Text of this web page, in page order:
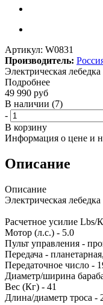
Артикул: W0831
Производитель:
Электрическая
Подробнее
49 990 руб
В наличии (7)
-
В корзину
Информация о цене и
Описание
Описание
Электрическая
Расчетное усилие Lbs/
Мотор (л.с.) - 5.0
Пульт управления -
Передача -
Передаточное число -
Диаметр/ширина
Вес (Кг) - 41
Длина/диаметр троса -